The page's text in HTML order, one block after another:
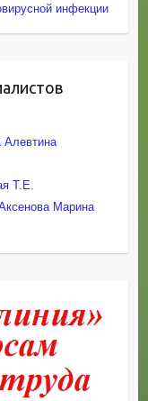
инфекции
Алевтина
Т.Е.
Марина